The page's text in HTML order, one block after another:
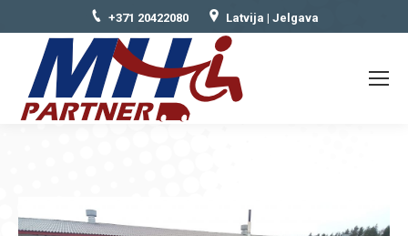
+371 20422080 Latvija | Jelgava